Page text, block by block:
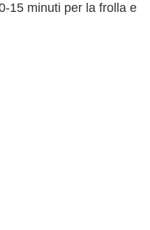
15 minuti per la frolla e